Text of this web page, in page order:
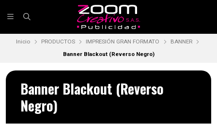
Inicio PRODUCTOS IMPRESIÓN GRAN FORMATO
BANNER
Banner Blackout (Reverso Negro)
Banner Blackout (Reverso
Negro)